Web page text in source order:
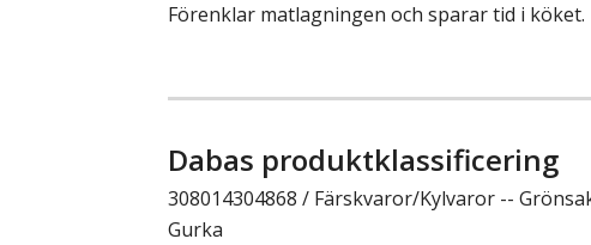
Förenklar matlagningen och sparar tid i köket.
Dabas produktklassificering
308014304868 / Färskvaror/Kylvaror --
Gurka